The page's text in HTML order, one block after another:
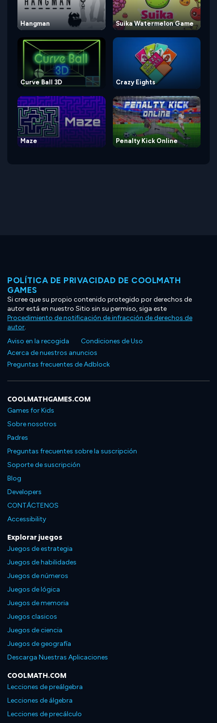
Hangman Suika Watermelon Game
Curve Ball 3D Crazy Eights
Maze Penalty Kick Online
POLÍTICA DE PRIVACIDAD DE COOLMATH
GAMES
Si cree que su propio contenido protegido por derechos de
autor está en nuestro Sitio sin su permiso, siga este
Procedimiento de notificación de infracción de derechos de
autor.
Aviso en la recogida
Condiciones de Uso
Acerca de nuestros anuncios
Preguntas frecuentes de Adblock
COOLMATHGAMES.COM
Games for Kids
Sobre nosotros
Padres
Preguntas frecuentes sobre la suscripción
Soporte de suscripción
Blog
Developers
CONTÁCTENOS
Accessibility
Explorar juegos
Juegos de estrategia
Juegos de habilidades
Juegos de números
Juegos de lógica
Juegos de memoria
Juegos clasicos
Juegos de ciencia
Juegos de geografía
Descarga Nuestras Aplicaciones
COOLMATH.COM
Lecciones de preálgebra
Lecciones de álgebra
Lecciones de precálculo